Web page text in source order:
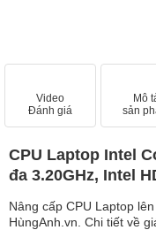
Video
Đánh giá
Mô
sản
CPU Laptop Intel
đa 3.20GHz, Intel
Nâng cấp CPU Laptop
HùngAnh.vn. Chi tiết về